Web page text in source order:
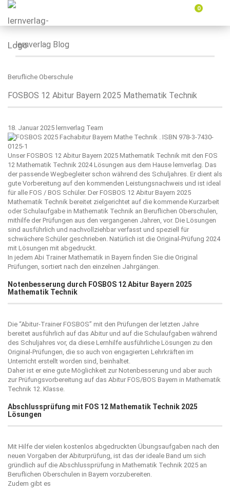
0
lernverlag Blog
Berufliche Oberschule
FOSBOS 12 Abitur Bayern 2025 Mathematik Technik
18. Januar 2025 lernverlag Team
Unser FOSBOS 12 Abitur Bayern 2025 Mathematik Technik mit den FOS
12 Mathematik Technik 2024 Lösungen aus dem Hause lernverlag. Das
der passende Wegbegleiter schon während des Schuljahres. Er dient als
gute Vorbereitung auf den kommenden Leistungsnachweis und ist ideal
für alle FOS / BOS Schüler. Der FOSBOS 12 Abitur Bayern 2025
Mathematik Technik bereitet zielgerichtet auf die kommende Kurzarbeit
oder Schulaufgabe in Mathematik Technik an Beruflichen Oberschulen,
mithilfe der Prüfungen aus den vergangenen Jahren, vor. Die Lösungen
sind ausführlich und nachvollziehbar verfasst und speziell für
schwächere Schüler geschrieben. Natürlich ist die Original-Prüfung 2024
mit Lösungen mit abgedruckt.
In jedem Abi Trainer Mathematik in Bayern finden Sie die Original
Prüfungen, sortiert nach den einzelnen Jahrgängen.
Notenbesserung durch FOSBOS 12 Abitur Bayern 2025
Mathematik Technik
Die “Abitur-Trainer FOSBOS” mit den Prüfungen der letzten Jahre
bereitet ausführlich auf das Abitur und auf die Schulaufgaben während
des Schuljahres vor, da diese Lernhilfe ausführliche Lösungen zu den
Original-Prüfungen, die so auch von engagierten Lehrkräften im
Unterricht erstellt worden sind, beinhaltet.
Daher ist er eine gute Möglichkeit zur Notenbesserung und aber auch
zur Prüfungsvorbereitung auf das Abitur FOS/BOS Bayern in Mathematik
Technik 12. Klasse.
Abschlussprüfung mit FOS 12 Mathematik Technik 2025
Lösungen
Mit Hilfe der vielen kostenlos abgedruckten Übungsaufgaben nach den
neuen Vorgaben der Abiturprüfung, ist das der ideale Band um sich
gründlich auf die Abschlussprüfung in Mathematik Technik 2025 an
Beruflichen Oberschulen in Bayern vorzubereiten.
Zudem gibt es